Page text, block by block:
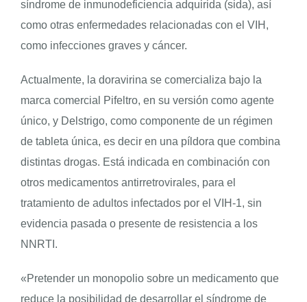
síndrome de inmunodeficiencia adquirida (sida), así
como otras enfermedades relacionadas con el VIH,
como infecciones graves y cáncer.
Actualmente, la doravirina se comercializa bajo la
marca comercial Pifeltro, en su versión como agente
único, y Delstrigo, como componente de un régimen
de tableta única, es decir en una píldora que combina
distintas drogas. Está indicada en combinación con
otros medicamentos antirretrovirales, para el
tratamiento de adultos infectados por el VIH-1, sin
evidencia pasada o presente de resistencia a los
NNRTI.
«Pretender un monopolio sobre un medicamento que
reduce la posibilidad de desarrollar el síndrome de